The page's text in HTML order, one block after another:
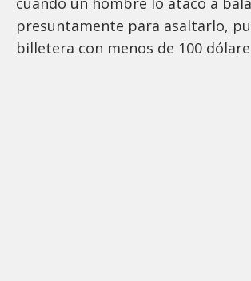
presuntamente para asaltarlo,
billetera con menos de 100